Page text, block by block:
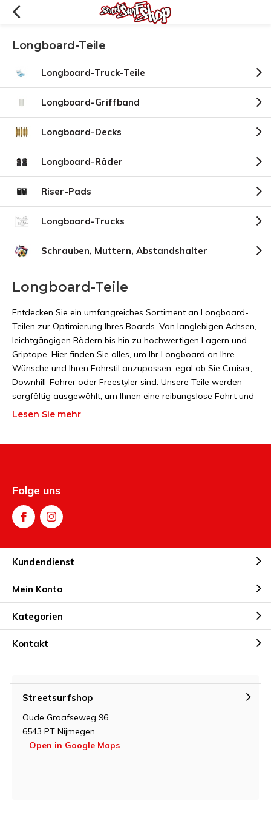
Longboard-Teile
Longboard-Truck-Teile
Longboard-Griffband
Longboard-Decks
Longboard-Räder
Riser-Pads
Longboard-Trucks
Schrauben, Muttern, Abstandshalter
Longboard-Teile
Entdecken Sie ein umfangreiches Sortiment an Longboard-
Teilen zur Optimierung Ihres Boards. Von langlebigen Achsen,
leichtgängigen Rädern bis hin zu hochwertigen Lagern und
Griptape. Hier finden Sie alles, um Ihr Longboard an Ihre
Wünsche und Ihren Fahrstil anzupassen, egal ob Sie Cruiser,
Downhill-Fahrer oder Freestyler sind. Unsere Teile werden
sorgfältig ausgewählt, um Ihnen eine reibungslose Fahrt und
maximale Leistung zu bieten. Verlassen Sie sich auf
Lesen Sie mehr
Folge uns
Kundendienst
Mein Konto
Kategorien
Kontakt
Streetsurfshop
Oude Graafseweg 96
6543 PT Nijmegen
Open in Google Maps